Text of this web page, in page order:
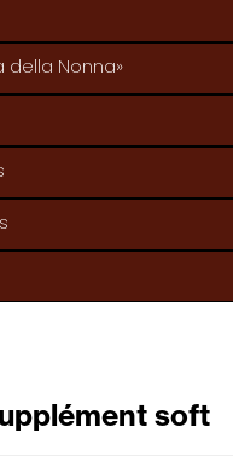
Nonna»
soft